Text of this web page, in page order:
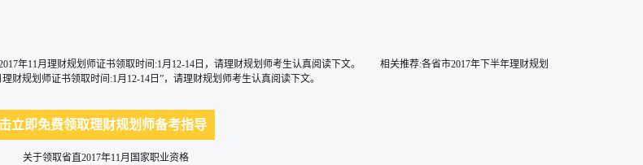
年11月理财规划师证书领取时间:1月12-14日，请理财规划师考生认真阅读下文。 相关推荐:各省市2017年下半年理财规划
规划师证书领取时间:1月12-14日”，请理财规划师考生认真阅读下文。
立即免费领取理财规划师备考指导
关于领取省直2017年11月国家职业资格